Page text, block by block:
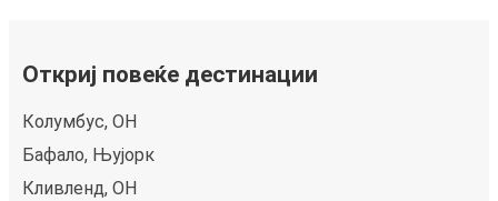
Откриј повеќе дестинации
Колумбус, OH
Бафало, Њујорк
Кливленд, OH